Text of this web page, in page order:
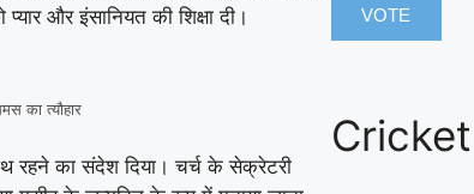
और इंसानियत की शिक्षा दी।
का त्यौहार
रहने का संदेश दिया। चर्च के सेक्रेटरी